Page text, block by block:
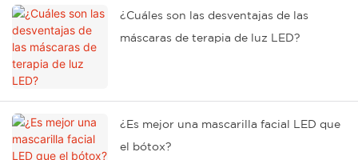
¿Cuáles son las desventajas de las
máscaras de terapia de luz LED?
¿Es mejor una mascarilla facial LED que
el bótox?